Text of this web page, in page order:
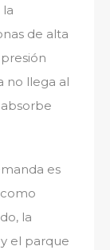
de alta
no llega al
es
la
el parque